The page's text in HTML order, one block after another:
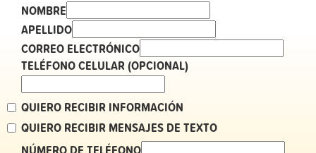
NOMBRE
APELLIDO
CORREO ELECTRÓNICO
TELÉFONO CELULAR (OPCIONAL)
QUIERO RECIBIR INFORMACIÓN
QUIERO RECIBIR MENSAJES DE TEXTO